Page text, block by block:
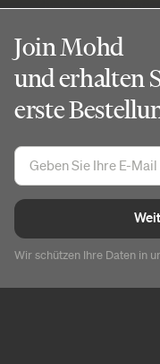
Join Mohd
und erhalten
erste
Wir schützen Ihre Daten in